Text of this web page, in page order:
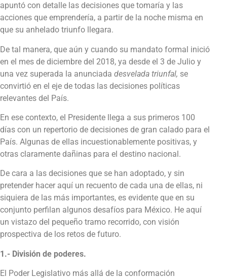
apuntó con detalle las decisiones que tomaría y las
acciones que emprendería, a partir de la noche misma en
que su anhelado triunfo llegara.
De tal manera, que aún y cuando su mandato formal inició
en el mes de diciembre del 2018, ya desde el 3 de Julio y
una vez superada la anunciada desvelada triunfal, se
convirtió en el eje de todas las decisiones políticas
relevantes del País.
En ese contexto, el Presidente llega a sus primeros 100
días con un repertorio de decisiones de gran calado para el
País. Algunas de ellas incuestionablemente positivas, y
otras claramente dañinas para el destino nacional.
De cara a las decisiones que se han adoptado, y sin
pretender hacer aquí un recuento de cada una de ellas, ni
siquiera de las más importantes, es evidente que en su
conjunto perfilan algunos desafíos para México. He aquí
un vistazo del pequeño tramo recorrido, con visión
prospectiva de los retos de futuro.
1.- División de poderes.
El Poder Legislativo más allá de la conformación